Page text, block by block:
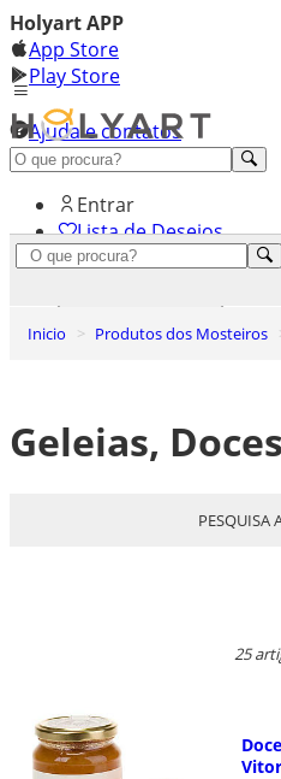
Holyart APP
App Store
Play Store
Ajuda e contatos
Conheça premium
Entrar
Lista de Desejos
Inicio Produtos dos Mosteiros
Geleias,
PESQUISA
25